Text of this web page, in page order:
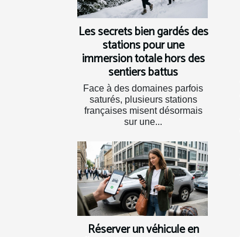
Les secrets bien gardés des
stations pour une
immersion totale hors des
sentiers battus
Face à des domaines parfois
saturés, plusieurs stations
françaises misent désormais
sur une...
Réserver un véhicule en